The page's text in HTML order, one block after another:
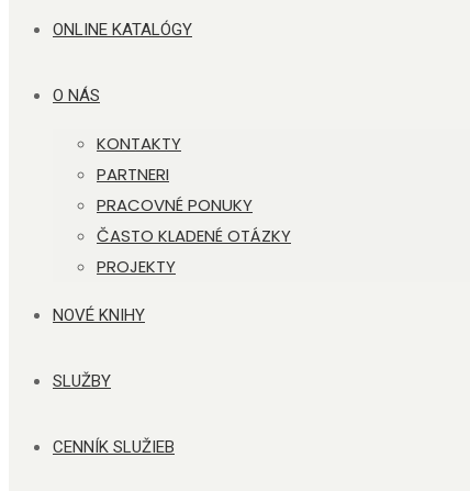
ONLINE KATALÓGY
O NÁS
KONTAKTY
PARTNERI
PRACOVNÉ PONUKY
ČASTO KLADENÉ OTÁZKY
PROJEKTY
NOVÉ KNIHY
SLUŽBY
CENNÍK SLUŽIEB